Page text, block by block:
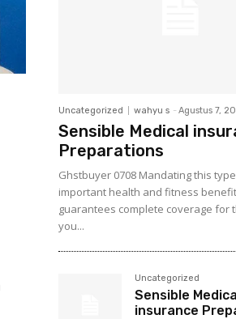
Uncategorized wahyu s - Agustus 7,
Sensible Medical
Preparations
Ghstbuyer 0708 Mandating this
important health and fitness
guarantees complete coverage for
you...
Uncategorized
Sensible
insurance